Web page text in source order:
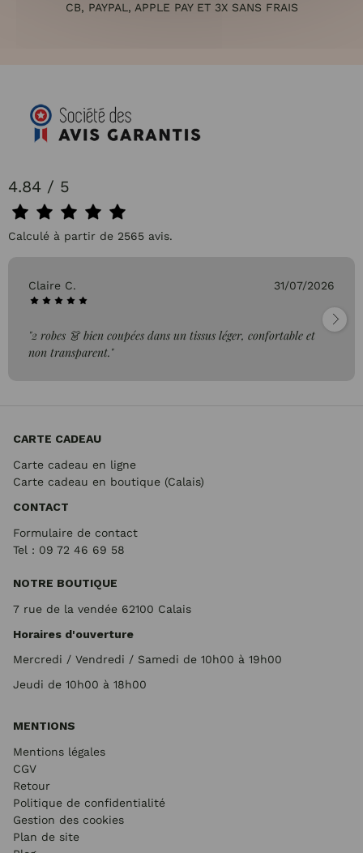
CB, PAYPAL, APPLE PAY ET 3X SANS FRAIS
4.84 / 5
Calculé à partir de 2565 avis.
Claire C. 31/07/2026
"2 robes 👗 bien coupées dans un tissus léger, confortable et
non transparent."
CARTE CADEAU
Carte cadeau en ligne
Carte cadeau en boutique (Calais)
CONTACT
Formulaire de contact
Tel : 09 72 46 69 58
NOTRE BOUTIQUE
7 rue de la vendée 62100 Calais
Horaires d'ouverture
Mercredi / Vendredi / Samedi de 10h00 à 19h00
Jeudi de 10h00 à 18h00
MENTIONS
Mentions légales
CGV
Retour
Politique de confidentialité
Gestion des cookies
Plan de site